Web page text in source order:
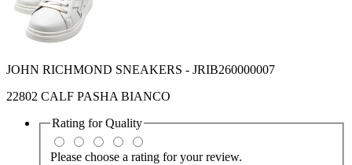
JOHN RICHMOND SNEAKERS - JRIB260000007
22802 CALF PASHA BIANCO
Rating forQuality
Please choose a rating for your review.